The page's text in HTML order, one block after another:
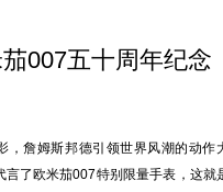
007五十周年纪念
，詹姆斯邦德引领世界风潮的动作
了欧米茄007特别限量手表，这就